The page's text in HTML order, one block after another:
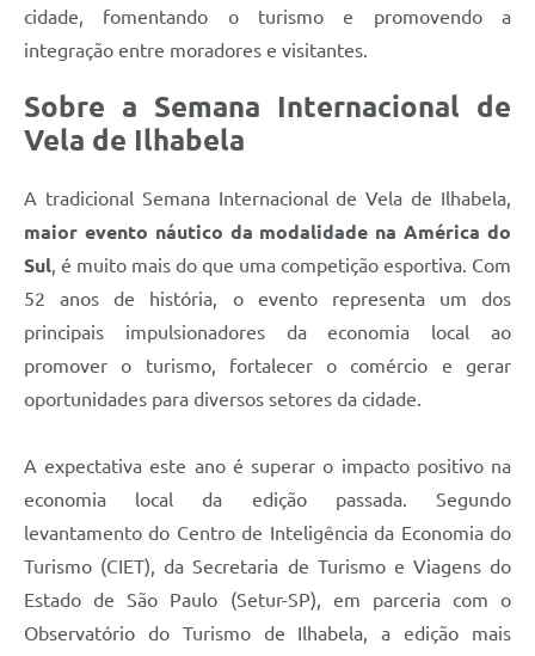
cidade, fomentando o turismo e promovendo a
integração entre moradores e visitantes.
Sobre a Semana Internacional de
Vela de Ilhabela
A tradicional Semana Internacional de Vela de Ilhabela,
maior evento náutico da modalidade na América do
Sul, é muito mais do que uma competição esportiva. Com
52 anos de história, o evento representa um dos
principais impulsionadores da economia local ao
promover o turismo, fortalecer o comércio e gerar
oportunidades para diversos setores da cidade.
A expectativa este ano é superar o impacto positivo na
economia local da edição passada. Segundo
levantamento do Centro de Inteligência da Economia do
Turismo (CIET), da Secretaria de Turismo e Viagens do
Estado de São Paulo (Setur-SP), em parceria com o
Observatório do Turismo de Ilhabela, a edição mais